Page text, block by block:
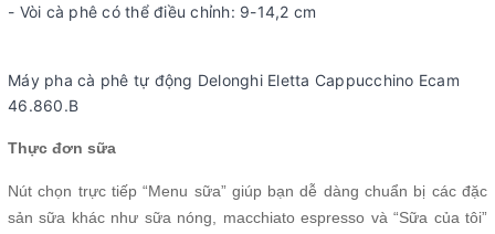
- Vòi cà phê có thể điều chỉnh: 9-14,2 cm
Máy pha cà phê tự động Delonghi Eletta Cappucchino Ecam
46.860.B
Thực đơn sữa
Nút chọn trực tiếp “Menu sữa” giúp bạn dễ dàng chuẩn bị các đặc
sản sữa khác như sữa nóng, macchiato espresso và “Sữa của tôi”